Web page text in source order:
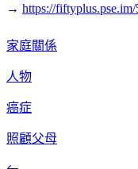
→ https://
家庭關係
人物
癌症
照顧父母